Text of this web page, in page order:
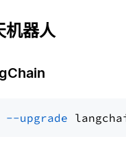
机器人
--upgrade